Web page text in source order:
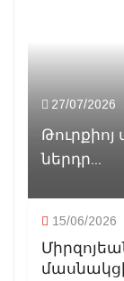
27/07/2026
ներդր...
15/06/2026